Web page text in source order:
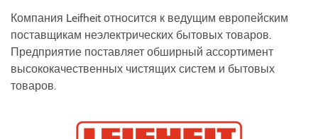
Компания Leifheit относится к ведущим европейским
поставщикам неэлектрических бытовых товаров.
Предприятие поставляет обширный ассортимент
высококачественных чистящих систем и бытовых
товаров.